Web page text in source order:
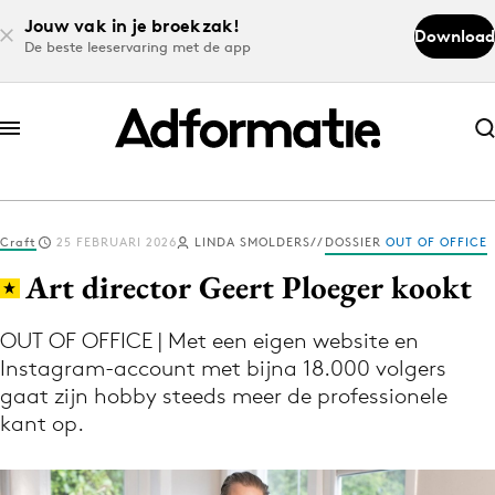
Jouw vak in je broekzak!
De beste leeservaring met de app
Download
Abonneer nu
Abonneer nu
Log in
Download de app
Volg het laatste nieuws via de Adformatie
Nieuws app
Craft 25 FEBRUARI 2026 LINDA SMOLDERS DOSSIER OUT OF OFFICE
Art director Geert Ploeger kookt
OUT OF OFFICE | Met een eigen website en
Instagram-account met bijna 18.000 volgers
gaat zijn hobby steeds meer de professionele
kant op.